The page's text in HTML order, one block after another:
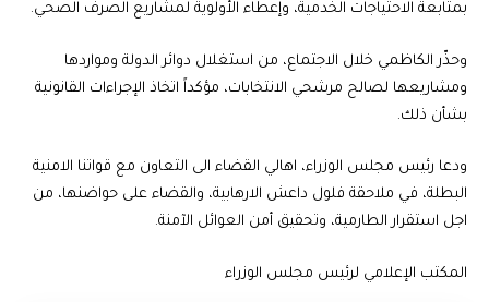
بمتابعة الاحتياجات الخدمية، وإعطاء الأولوية لمشاريع الصرف الصحي.
وحذّر الكاظمي خلال الاجتماع، من استغلال دوائر الدولة ومواردها
ومشاريعها لصالح مرشحي الانتخابات، مؤكداً اتخاذ الإجراءات القانونية
بشأن ذلك.
ودعا رئيس مجلس الوزراء، اهالي القضاء الى التعاون مع قواتنا الامنية
البطلة، في ملاحقة فلول داعش الارهابية، والقضاء على حواضنها، من
اجل استقرار الطارمية، وتحقيق أمن العوائل الآمنة.
المكتب الإعلامي لرئيس مجلس الوزراء